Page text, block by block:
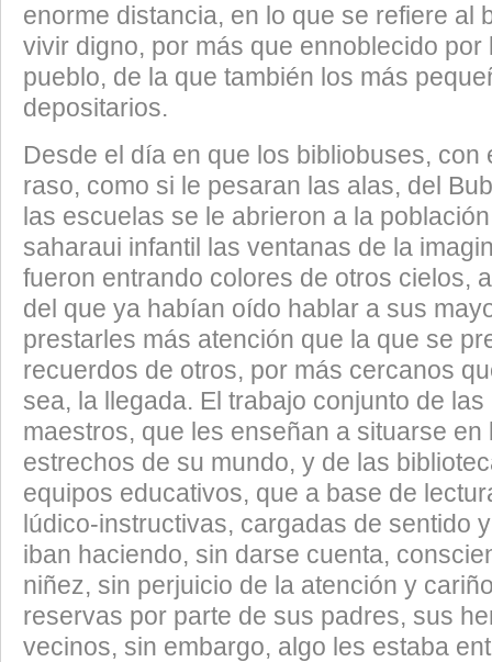
enorme distancia, en lo que se refiere al
vivir digno, por más que ennoblecido por
pueblo, de la que también los más
depositarios.
Desde el día en que los bibliobuses, con
raso, como si le pesaran las alas, del
las escuelas se le abrieron a la
saharaui infantil las ventanas de la
fueron entrando colores de otros cielos,
del que ya habían oído hablar a sus
prestarles más atención que la que se
recuerdos de otros, por más cercanos
sea, la llegada. El trabajo conjunto de
maestros, que les enseñan a situarse en
estrechos de su mundo, y de las
equipos educativos, que a base de
lúdico-instructivas, cargadas de sentido
iban haciendo, sin darse cuenta,
niñez, sin perjuicio de la atención y
reservas por parte de sus padres, sus
vecinos, sin embargo, algo les estaba